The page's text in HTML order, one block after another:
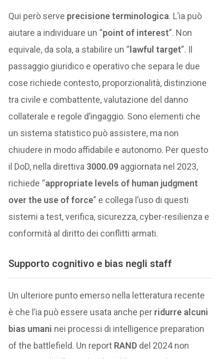
Qui però serve precisione terminologica. L’ia può
aiutare a individuare un “point of interest”. Non
equivale, da sola, a stabilire un “lawful target”. Il
passaggio giuridico e operativo che separa le due
cose richiede contesto, proporzionalità, distinzione
tra civile e combattente, valutazione del danno
collaterale e regole d’ingaggio. Sono elementi che
un sistema statistico può assistere, ma non
chiudere in modo affidabile e autonomo. Per questo
il DoD, nella direttiva 3000.09 aggiornata nel 2023,
richiede “appropriate levels of human judgment
over the use of force” e collega l’uso di questi
sistemi a test, verifica, sicurezza, cyber-resilienza e
conformità al diritto dei conflitti armati.
Supporto cognitivo e bias negli staff
Un ulteriore punto emerso nella letteratura recente
è che l’ia può essere usata anche per ridurre alcuni
bias umani nei processi di intelligence preparation
of the battlefield. Un report RAND del 2024 non